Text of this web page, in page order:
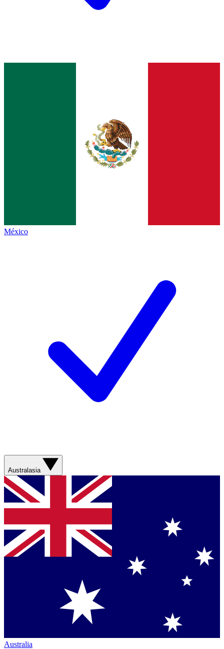
México
Australasia
Australia